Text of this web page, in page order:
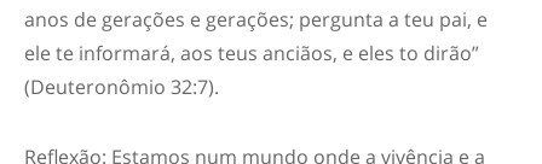
anos de gerações e gerações; pergunta a teu pai, e
ele te informará, aos teus anciãos, e eles to dirão”
(Deuteronômio 32:7).
Reflexão: Estamos num mundo onde a vivência e a